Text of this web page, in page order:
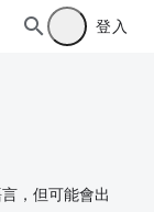
登入
，但可能會出